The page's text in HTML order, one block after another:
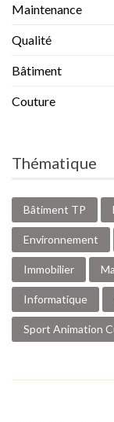
Maintenance
Qualité
Bâtiment
Couture
Thématique
Bâtiment TP
Environnement
Immobilier
Informatique
Sport Animation